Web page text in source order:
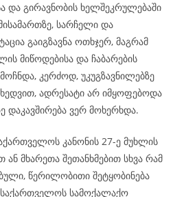
და გირავნობის ხელშეკრულებაში
სარჩელი და
გაიგზავნა ოთხჯერ, მაგრამ
მიწოდებისა და ჩაბარების
კერძოდ, უკუგზავნილებზე
ადრესატი არ იმყოფებოდა
დაკავშირება ვერ მოხერხდა.
კანონის 27-ე მუხლის
ან მხარეთა შეთანხმებით სხვა რამ
წერილობითი შეტყობინება
საქართველოს სამოქალაქო